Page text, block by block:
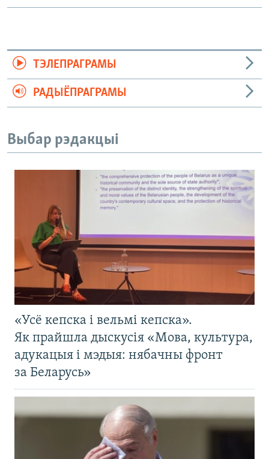
ТЭЛЕПРАГРАМЫ
РАДЫЁПРАГРАМЫ
Выбар рэдакцыі
«Усё кепска і вельмі кепска».
Як прайшла дыскусія «Мова, культура,
адукацыя і мэдыя: нябачны фронт
за Беларусь»